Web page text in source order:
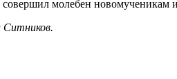
молебен
Ситников.